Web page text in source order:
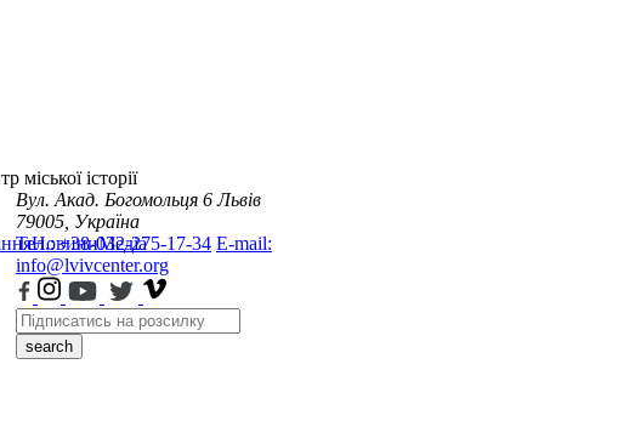
НовиниМедіа
міської історії
Вул. Акад. Богомольця 6 Львів
79005, Україна
Тел.: +38-032-275-17-34 E-mail:
info@lvivcenter.org
search